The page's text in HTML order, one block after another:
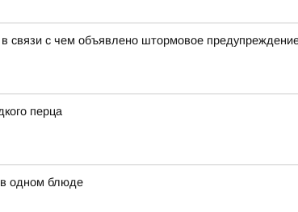
связи с чем объявлено штормовое
перца
в одном блюде